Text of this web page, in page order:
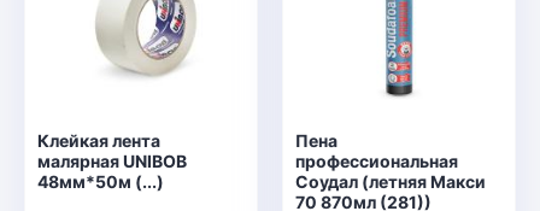
Клейкая лента
малярная UNIBOB
48мм*50м (...)
Пена
профессиональная
Соудал (летняя Макси
70 870мл (281))